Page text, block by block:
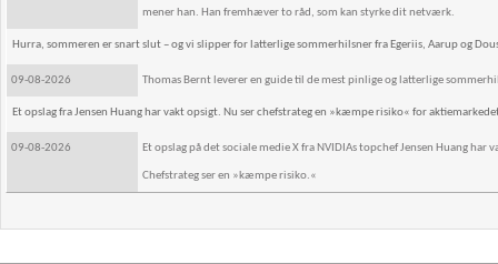
mener han. Han fremhæver to råd, som kan styrke dit netværk.
Hurra, sommeren er snart slut – og vi slipper for latterlige sommerhilsner fra Egeriis, Aarup og
09-08-2026 Thomas Bernt leverer en guide til de mest pinlige og latterlige
Et opslag fra Jensen Huang har vakt opsigt. Nu ser chefstrateg en »kæmpe risiko« for
09-08-2026 Et opslag på det sociale medie X fra NVIDIAs topchef Jensen Huang
Chefstrateg ser en »kæmpe risiko.«